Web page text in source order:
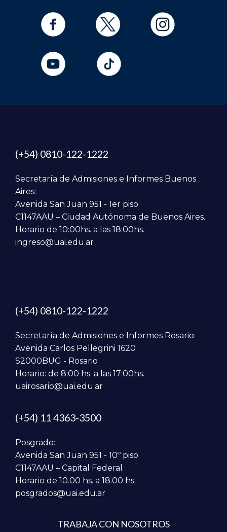
(+54) 0810-122-1222
Secretaría de Admisiones e Informes Buenos
Aires:
Avenida San Juan 951 - 1er piso
C1147AAU – Ciudad Autónoma de Buenos Aires.
Horario de 10:00hs. a las 18:00hs.
ingreso@uai.edu.ar
(+54) 0810-122-1222
Secretaría de Admisiones e Informes Rosario:
Avenida Carlos Pellegrini 1620
S2000BUG - Rosario
Horario: de 8:00 hs. a las 17:00hs.
uairosario@uai.edu.ar
(+54) 11 4363-3500
Posgrado:
Avenida San Juan 951 - 10º piso
C1147AAU – Capital Federal
Horario de 10.00 hs. a 18.00 hs.
posgrados@uai.edu.ar
TRABAJA CON NOSOTROS